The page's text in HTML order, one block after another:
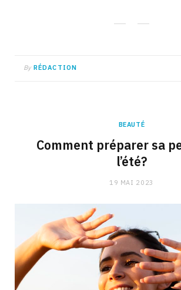
By RÉDACTION
BEAUTÉ
Comment préparer sa
l’été?
19 MAI 2023